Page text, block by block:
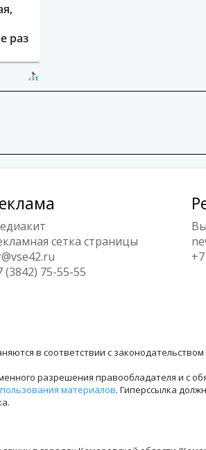
раз
сетка страницы
(3842) 75-55-55
в соответствии с
разрешения правообладателя и с
материалов. Гиперссылка